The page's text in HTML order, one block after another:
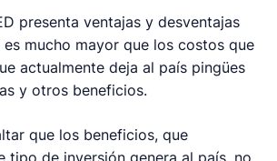
presenta ventajas y desventajas
mucho mayor que los costos que
actualmente deja al país pingües
y otros beneficios.
que los beneficios, que
tipo de inversión genera al país, no